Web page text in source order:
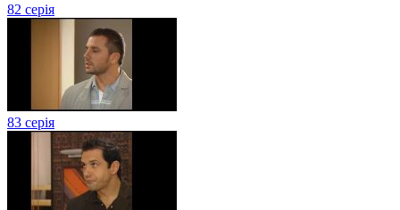
82 серія
83 серія